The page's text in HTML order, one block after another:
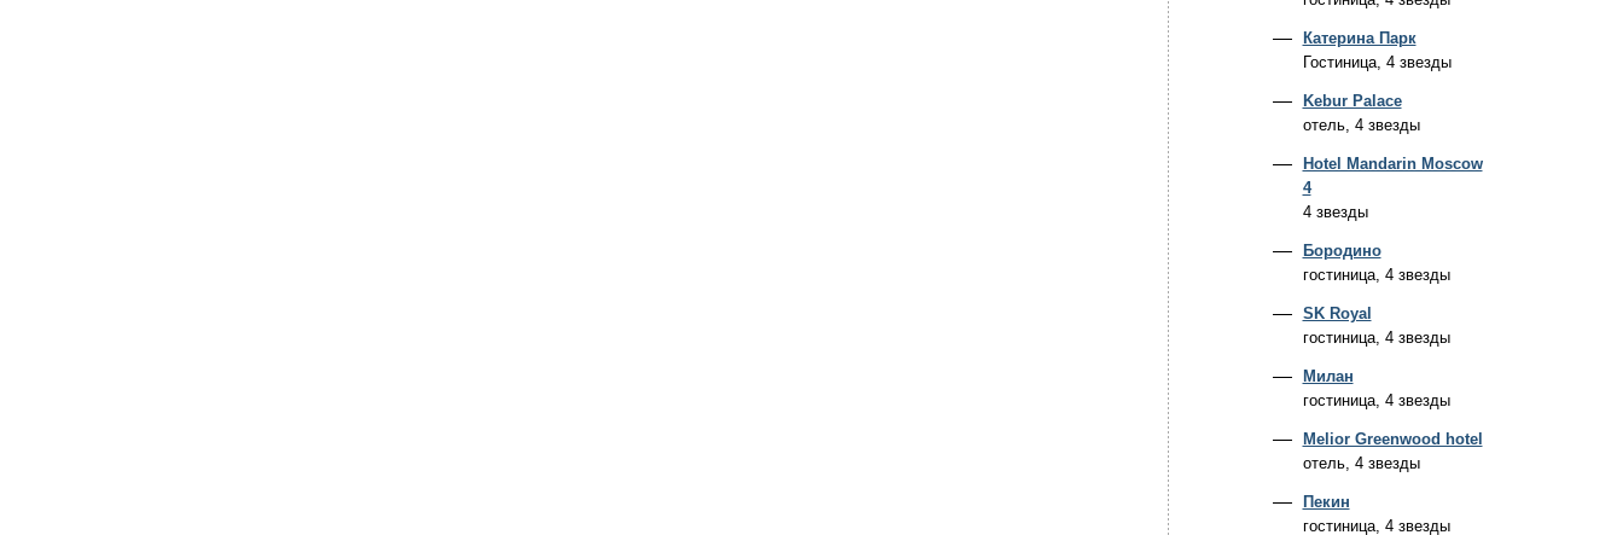
Катерина Парк
Гостиница, 4 звезды
Kebur Palace
отель, 4 звезды
Hotel Mandarin Moscow
4
4 звезды
Бородино
гостиница, 4 звезды
SK Royal
гостиница, 4 звезды
Милан
гостиница, 4 звезды
Melior Greenwood hotel
отель, 4 звезды
Пекин
гостиница, 4 звезды